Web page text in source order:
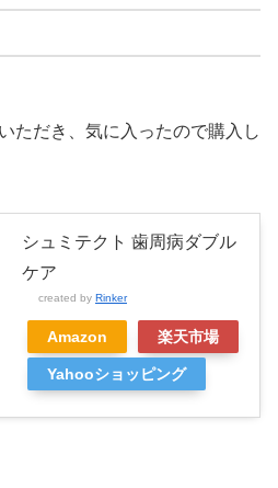
ただき、気に入ったので購入し
シュミテクト 歯周病ダブル
ケア
created by Rinker
Amazon 楽天市場
Yahooショッピング